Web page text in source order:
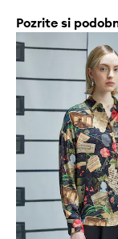
Pozrite si